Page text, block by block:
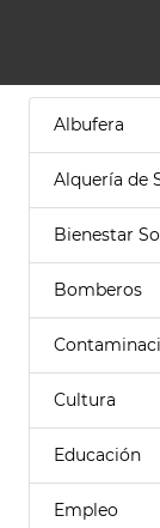
Albufera
Alquería de
Bienestar
Bomberos
Cultura
Educación
Empleo